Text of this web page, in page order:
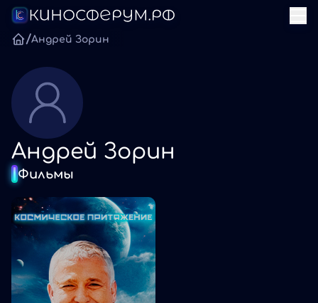
/Андрей Зорин
Андрей Зорин
Фильмы